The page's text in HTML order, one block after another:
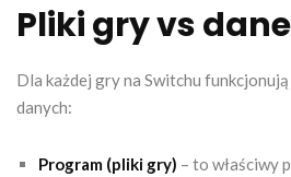
Pliki gry vs
Dla każdej gry na Switchu
danych:
Program (pliki gry) – to właściwy